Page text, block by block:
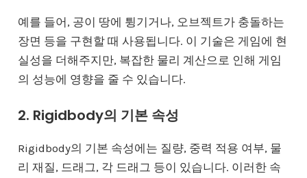
예를 들어, 공이 땅에 튕기거나, 오브젝트가 충돌하는
장면 등을 구현할 때 사용됩니다. 이 기술은 게임에 현
실성을 더해주지만, 복잡한 물리 계산으로 인해 게임
의 성능에 영향을 줄 수 있습니다.
2. Rigidbody의 기본 속성
Rigidbody의 기본 속성에는 질량, 중력 적용 여부, 물
리 재질, 드래그, 각 드래그 등이 있습니다. 이러한 속